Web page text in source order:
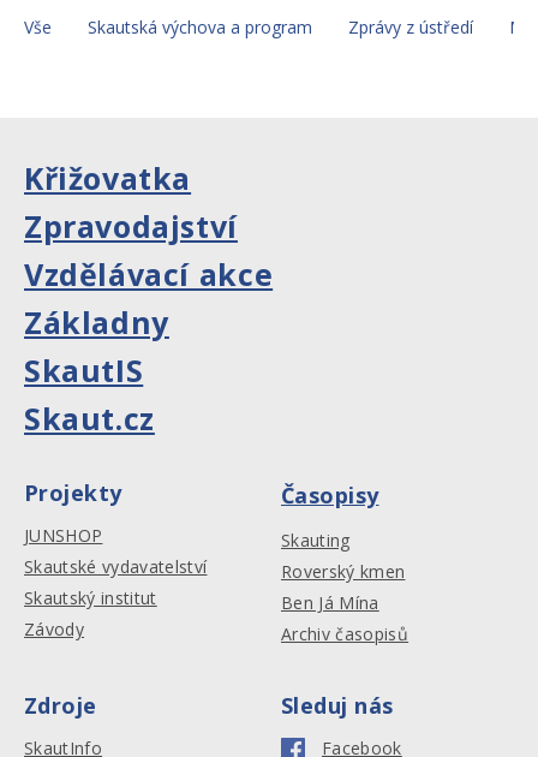
Vše Skautská výchova a program Zprávy z ústředí
Křižovatka
Zpravodajství
Vzdělávací akce
Základny
SkautIS
Skaut.cz
Projekty
JUNSHOP
Skautské vydavatelství
Skautský institut
Závody
Časopisy
Skauting
Roverský kmen
Ben Já Mína
Archiv časopisů
Zdroje
SkautInfo
Sleduj nás
Facebook